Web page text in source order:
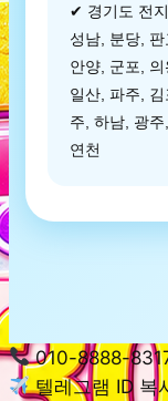
✔ 경기도 전
성남, 분당,
안양, 군포,
일산, 파주,
주, 하남, 광
연천
010-8888-
텔레그램 ID 복